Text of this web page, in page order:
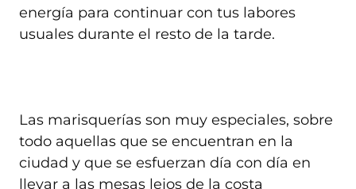
energía para continuar con tus labores
usuales durante el resto de la tarde.
Las marisquerías son muy especiales, sobre
todo aquellas que se encuentran en la
ciudad y que se esfuerzan día con día en
llevar a las mesas lejos de la costa